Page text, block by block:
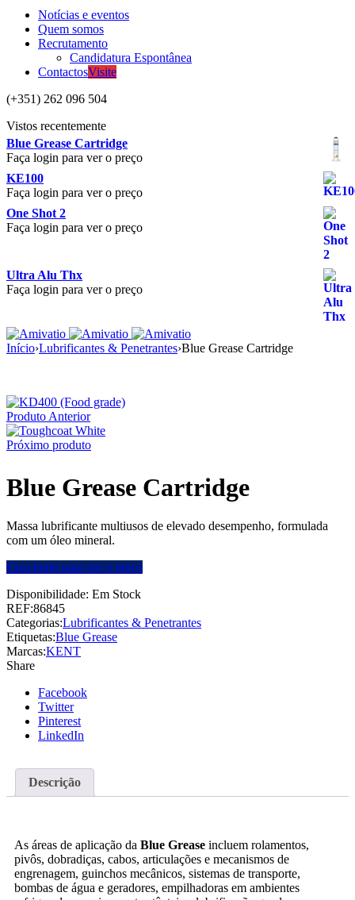
Notícias e eventos
Quem somos
Recrutamento
Candidatura Espontânea
ContactosVisite
(+351) 262 096 504
Vistos recentemente
Blue Grease Cartridge
Faça login para ver o preço
KE100
Faça login para ver o preço
One Shot 2
Faça login para ver o preço
Ultra Alu Thx
Faça login para ver o preço
Início›Lubrificantes & Penetrantes›Blue Grease Cartridge
Produto Anterior
Próximo produto
Blue Grease Cartridge
Massa lubrificante multiusos de elevado desempenho, formulada
com um óleo mineral.
Faça login para ver o preço
Disponibilidade: Em Stock
REF:86845
Categorias:Lubrificantes & Penetrantes
Etiquetas:Blue Grease
Marcas:KENT
Share
Facebook
Twitter
Pinterest
LinkedIn
Descrição
As áreas de aplicação da Blue Grease incluem rolamentos,
pivôs, dobradiças, cabos, articulações e mecanismos de
engrenagem, guinchos mecânicos, sistemas de transporte,
bombas de água e geradores, empilhadoras em ambientes